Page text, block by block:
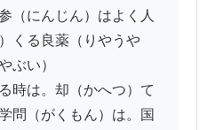
（にんじん）はよく人
くる良薬（りやうや
ぶい）
時は。却（かへつ）て
問（がくもん）は。国